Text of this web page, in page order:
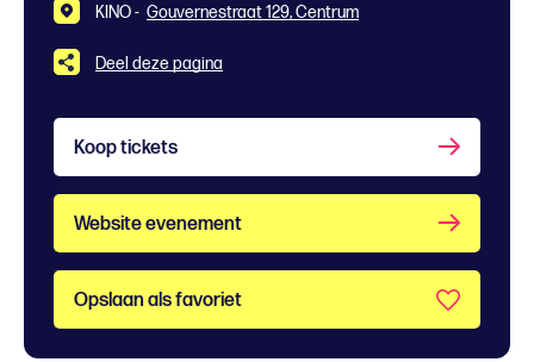
KINO - Gouvernestraat 129, Centrum
Deel deze pagina
Koop tickets
Website evenement
Opslaan als favoriet